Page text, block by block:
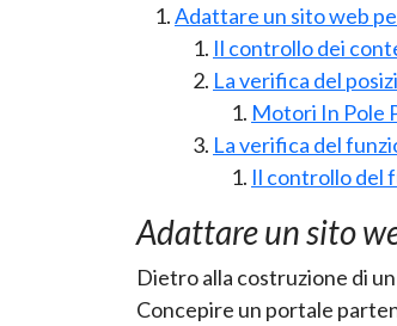
Adattare un sito web
Il controllo dei
La verifica del
Motori In Pole
La verifica del
Il controllo del
Adattare un sito
Dietro alla costruzione di
Concepire un portale